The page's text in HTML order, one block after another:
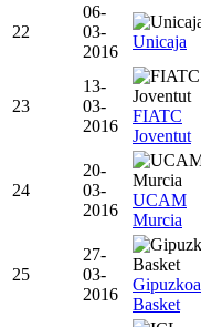
22
06-
03-
2016
Unicaja
23
13-
03-
2016
FIATC
Joventut
24
20-
03-
2016
UCAM
Murcia
25
27-
03-
2016
Gipuzkoa
Basket